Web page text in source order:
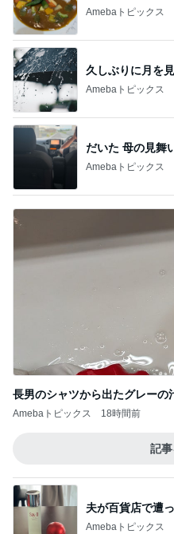
Amebaトピックス
久しぶりに月を
Amebaトピックス
だいた 母の見舞
Amebaトピックス
長男のシャツから出たグレーの
Amebaトピックス 18時間前
記
夫が百貨店で遭
Amebaトピックス